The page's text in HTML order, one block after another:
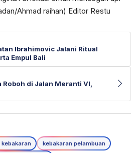
Ahmad raihan) Editor Restu
Ibrahimovic Jalani Ritual
Empul Bali
di Jalan Meranti VI,
kebakaran
kebakaran pelambuan